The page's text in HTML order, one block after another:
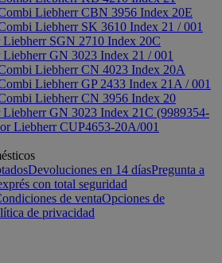
Liebherr CBN 3956 Index 20E
Liebherr SK 3610 Index 21 / 001
Liebherr SGN 2710 Index 20C
Liebherr GN 3023 Index 21 / 001
Liebherr CN 4023 Index 20A
Liebherr GP 2433 Index 21A / 001
Liebherr CN 3956 Index 20
Liebherr GN 3023 Index 21C (9989354-
Liebherr CUP4653-20A/001
Devoluciones en 14 díasPregunta a
con total seguridad
de ventaOpciones de
de privacidad